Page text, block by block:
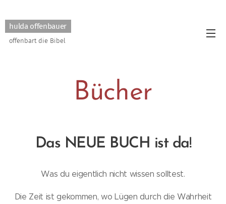
hulda offenbauer
offenbart die Bibel
Bücher
Das NEUE BUCH ist da!
Was du eigentlich nicht wissen solltest.
Die Zeit ist gekommen, wo Lügen durch die Wahrheit